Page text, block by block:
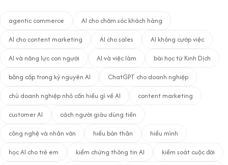
agentic commerce
AI cho chăm sóc khách hàng
AI cho content marketing
AI cho sales
AI không cướp việc
AI và năng lực con người
AI và việc làm
bài học từ Kinh Dịch
bằng cấp trong kỷ nguyên AI
ChatGPT cho doanh nghiệp
chủ doanh nghiệp nhỏ cần hiểu gì về AI
content marketing
customer AI
cách người giàu dùng tiền
công nghệ và nhân văn
hiểu bản thân
hiểu mình
học AI cho trẻ em
kiểm chứng thông tin AI
kiểm soát cuộc đời